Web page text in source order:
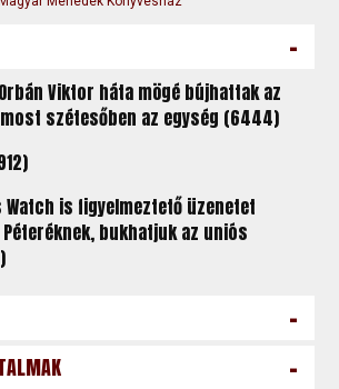
-
Viktor háta mögé bújhattak az
szétesőben az egység (6444)
Watch is figyelmeztető üzenetet
bukhatjuk az uniós
-
-